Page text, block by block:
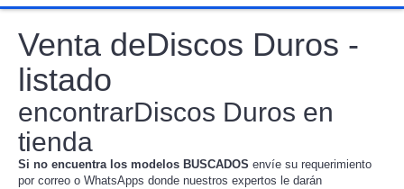
Venta deDiscos Duros -
listado
encontrarDiscos Duros en
tienda
Si no encuentra los modelos BUSCADOS envíe su requerimiento
por correo o WhatsApps donde nuestros expertos le darán